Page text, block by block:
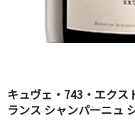
キュヴェ・743・エクス
ランス シャンパーニュ